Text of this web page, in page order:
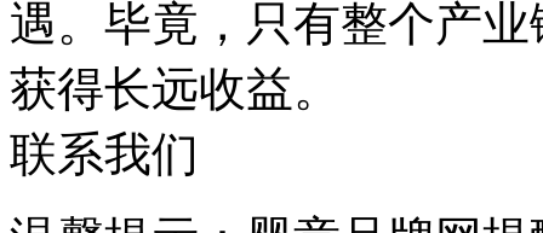
遇。毕竟，只有整个产
获得长远收益。
联系我们